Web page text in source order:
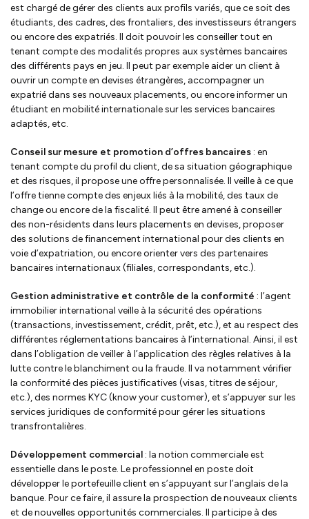
est chargé de gérer des clients aux profils variés, que ce soit des
étudiants, des cadres, des frontaliers, des investisseurs étrangers
ou encore des expatriés. Il doit pouvoir les conseiller tout en
tenant compte des modalités propres aux systèmes bancaires
des différents pays en jeu. Il peut par exemple aider un client à
ouvrir un compte en devises étrangères, accompagner un
expatrié dans ses nouveaux placements, ou encore informer un
étudiant en mobilité internationale sur les services bancaires
adaptés, etc.
Conseil sur mesure et promotion d’offres bancaires : en
tenant compte du profil du client, de sa situation géographique
et des risques, il propose une offre personnalisée. Il veille à ce que
l’offre tienne compte des enjeux liés à la mobilité, des taux de
change ou encore de la fiscalité. Il peut être amené à conseiller
des non-résidents dans leurs placements en devises, proposer
des solutions de financement international pour des clients en
voie d’expatriation, ou encore orienter vers des partenaires
bancaires internationaux (filiales, correspondants, etc.).
Gestion administrative et contrôle de la conformité : l’agent
immobilier international veille à la sécurité des opérations
(transactions, investissement, crédit, prêt, etc.), et au respect des
différentes réglementations bancaires à l’international. Ainsi, il est
dans l’obligation de veiller à l’application des règles relatives à la
lutte contre le blanchiment ou la fraude. Il va notamment vérifier
la conformité des pièces justificatives (visas, titres de séjour,
etc.), des normes KYC (know your customer), et s’appuyer sur les
services juridiques de conformité pour gérer les situations
transfrontalières.
Développement commercial : la notion commerciale est
essentielle dans le poste. Le professionnel en poste doit
développer le portefeuille client en s’appuyant sur l’anglais de la
banque. Pour ce faire, il assure la prospection de nouveaux clients
et de nouvelles opportunités commerciales. Il participe à des